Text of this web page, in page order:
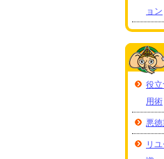
ョン
役
用術
悪
リ